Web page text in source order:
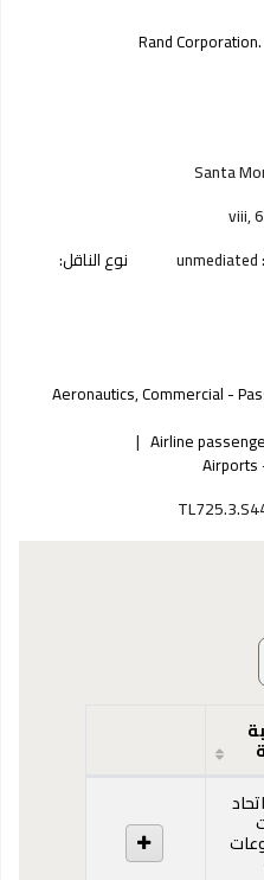
Rand
Santa
viii,
unmediated نوع الناقل:
Aeronautics, Commercial -
Airline
Airports